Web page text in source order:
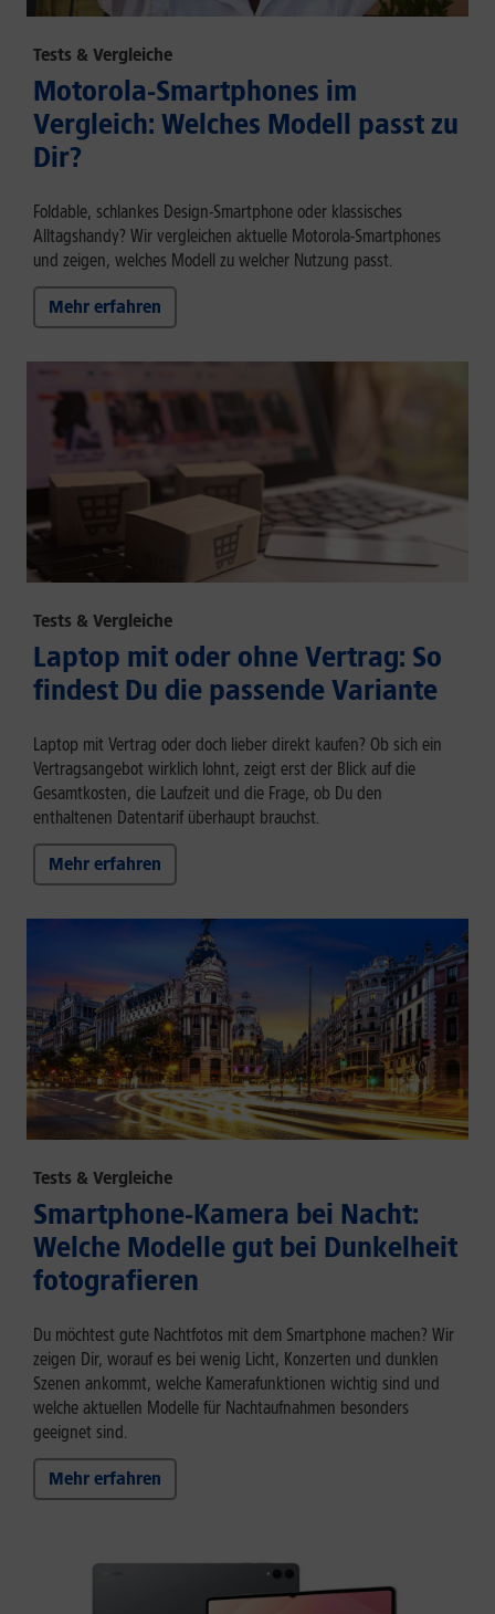
Tests & Vergleiche
Motorola-Smartphones im
Vergleich: Welches Modell passt zu
Dir?
Foldable, schlankes Design-Smartphone oder klassisches
Alltagshandy? Wir vergleichen aktuelle Motorola-Smartphones
und zeigen, welches Modell zu welcher Nutzung passt.
Mehr erfahren
Tests & Vergleiche
Laptop mit oder ohne Vertrag: So
findest Du die passende Variante
Laptop mit Vertrag oder doch lieber direkt kaufen? Ob sich ein
Vertragsangebot wirklich lohnt, zeigt erst der Blick auf die
Gesamtkosten, die Laufzeit und die Frage, ob Du den
enthaltenen Datentarif überhaupt brauchst.
Mehr erfahren
Tests & Vergleiche
Smartphone-Kamera bei Nacht:
Welche Modelle gut bei Dunkelheit
fotografieren
Du möchtest gute Nachtfotos mit dem Smartphone machen? Wir
zeigen Dir, worauf es bei wenig Licht, Konzerten und dunklen
Szenen ankommt, welche Kamerafunktionen wichtig sind und
welche aktuellen Modelle für Nachtaufnahmen besonders
geeignet sind.
Mehr erfahren